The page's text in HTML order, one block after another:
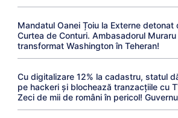
Mandatul Oanei Țoiu la Externe detonat
Curtea de Conturi. Ambasadorul Muraru
transformat Washington în Teheran!
Cu digitalizare 12% la cadastru, statul
pe hackeri și blochează tranzacțiile cu
Zeci de mii de români în pericol!